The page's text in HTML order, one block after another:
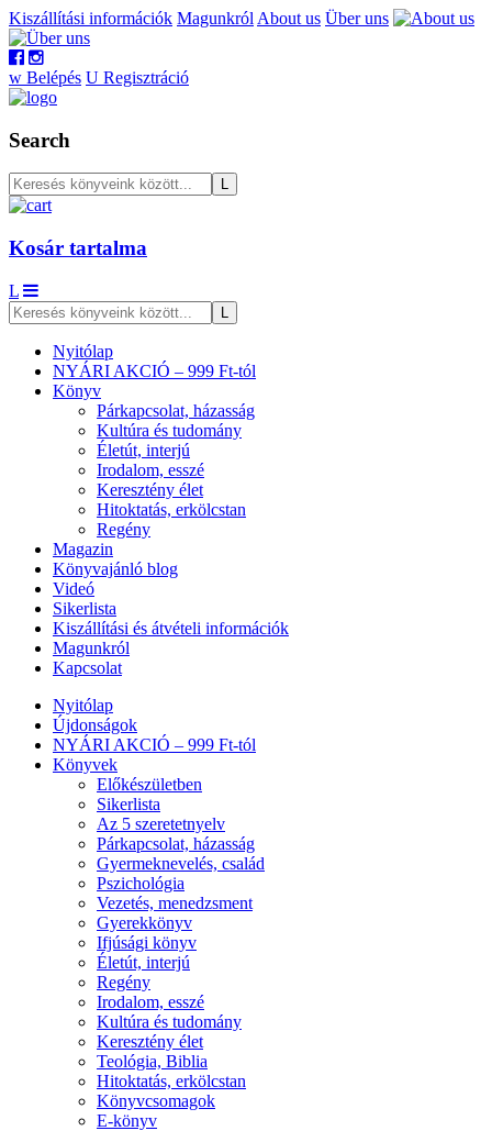
Kiszállítási információk Magunkról About us Über uns
w Belépés U Regisztráció
Search
Kosár tartalma
L
Nyitólap
NYÁRI AKCIÓ – 999 Ft-tól
Könyv
Párkapcsolat, házasság
Kultúra és tudomány
Életút, interjú
Irodalom, esszé
Keresztény élet
Hitoktatás, erkölcstan
Regény
Magazin
Könyvajánló blog
Videó
Sikerlista
Kiszállítási és átvételi információk
Magunkról
Kapcsolat
Nyitólap
Újdonságok
NYÁRI AKCIÓ – 999 Ft-tól
Könyvek
Előkészületben
Sikerlista
Az 5 szeretetnyelv
Párkapcsolat, házasság
Gyermeknevelés, család
Pszichológia
Vezetés, menedzsment
Gyerekkönyv
Ifjúsági könyv
Életút, interjú
Regény
Irodalom, esszé
Kultúra és tudomány
Keresztény élet
Teológia, Biblia
Hitoktatás, erkölcstan
Könyvcsomagok
E-könyv